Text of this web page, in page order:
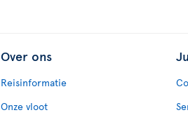
Over ons
Reisinformatie
Onze vloot